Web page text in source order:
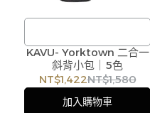
訂購注意事項 :
商品流動性快且多個平台共
用庫存，偶有下單後缺貨情
KAVU- Yorktown 二合一
斜背小包｜5色
NT$1,422NT$1,580
加入購物車